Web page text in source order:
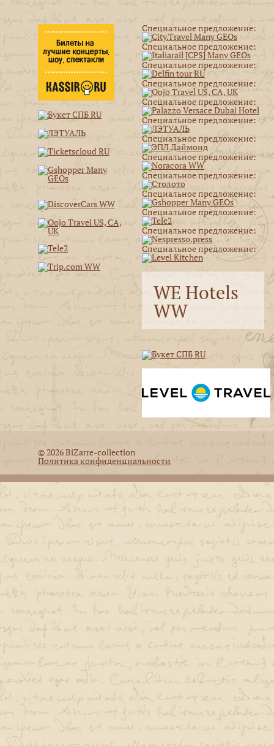
Специальное предложение:
Специальное предложение:
Специальное предложение:
Специальное предложение:
Специальное предложение:
Специальное предложение:
Специальное предложение:
Специальное предложение:
Специальное предложение:
Специальное предложение:
Специальное предложение:
Специальное предложение:
Специальное предложение:
WE Hotels
WW
© 2026 BiZarre-collection
Политика конфиденциальности